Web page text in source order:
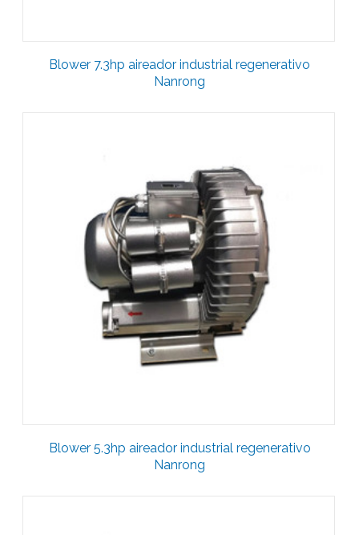
Blower 7.3hp aireador industrial regenerativo
Nanrong
Blower 5.3hp aireador industrial regenerativo
Nanrong